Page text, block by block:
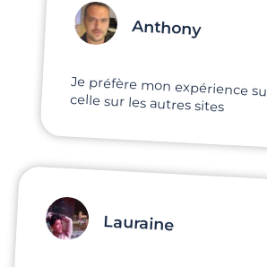
Anthony
Je préfère mon expérience
celle sur les autres sites
Lauraine